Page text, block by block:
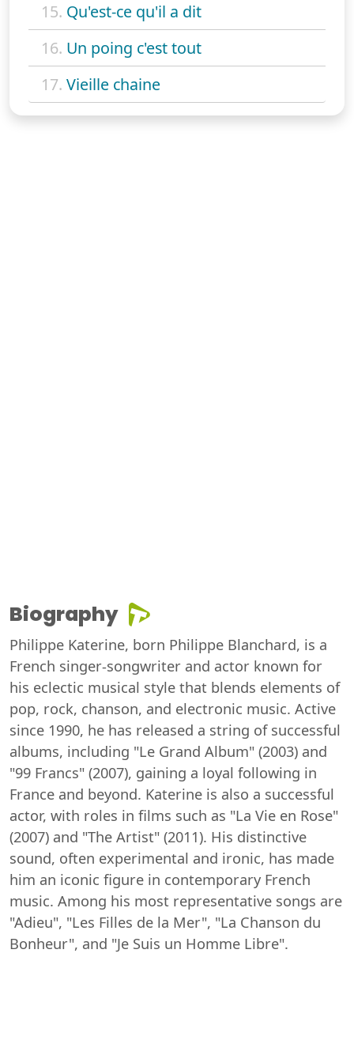
15. Qu'est-ce qu'il a dit
16. Un poing c'est tout
17. Vieille chaine
Biography
Philippe Katerine, born Philippe Blanchard, is a
French singer-songwriter and actor known for
his eclectic musical style that blends elements of
pop, rock, chanson, and electronic music. Active
since 1990, he has released a string of successful
albums, including "Le Grand Album" (2003) and
"99 Francs" (2007), gaining a loyal following in
France and beyond. Katerine is also a successful
actor, with roles in films such as "La Vie en Rose"
(2007) and "The Artist" (2011). His distinctive
sound, often experimental and ironic, has made
him an iconic figure in contemporary French
music. Among his most representative songs are
"Adieu", "Les Filles de la Mer", "La Chanson du
Bonheur", and "Je Suis un Homme Libre".